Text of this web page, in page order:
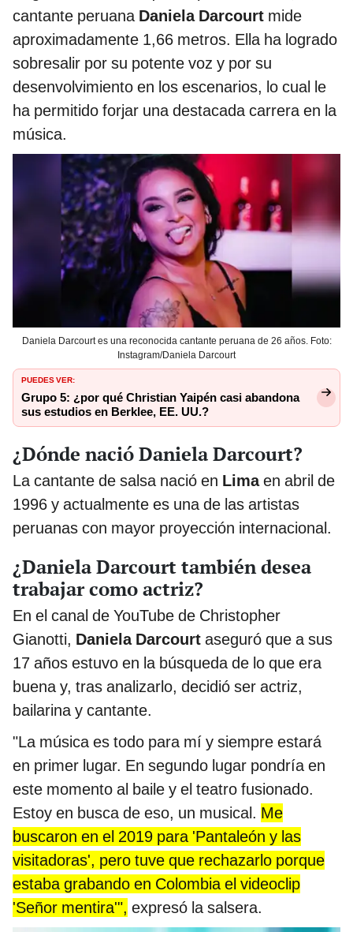
cantante peruana Daniela Darcourt mide
aproximadamente 1,66 metros. Ella ha logrado
sobresalir por su potente voz y por su
desenvolvimiento en los escenarios, lo cual le
ha permitido forjar una destacada carrera en la
música.
Daniela Darcourt es una reconocida cantante peruana de 26 años. Foto:
Instagram/Daniela Darcourt
PUEDES VER:
Grupo 5: ¿por qué Christian Yaipén casi abandona
sus estudios en Berklee, EE. UU.?
¿Dónde nació Daniela Darcourt?
La cantante de salsa nació en Limaen abril de
1996 y actualmente es una de las artistas
peruanas con mayor proyección internacional.
¿Daniela Darcourt también desea
trabajar como actriz?
En el canal de YouTube de Christopher
Gianotti, Daniela Darcourt aseguró que a sus
17 años estuvo en la búsqueda de lo que era
buena y, tras analizarlo, decidió ser actriz,
bailarina y cantante.
"La música es todo para mí y siempre estará
en primer lugar. En segundo lugar pondría en
este momento al baile y el teatro fusionado.
Estoy en busca de eso, un musical. Me
buscaron en el 2019 para 'Pantaleón y las
visitadoras', pero tuve que rechazarlo porque
estaba grabando en Colombia el videoclip
'Señor mentira'", expresó la salsera.